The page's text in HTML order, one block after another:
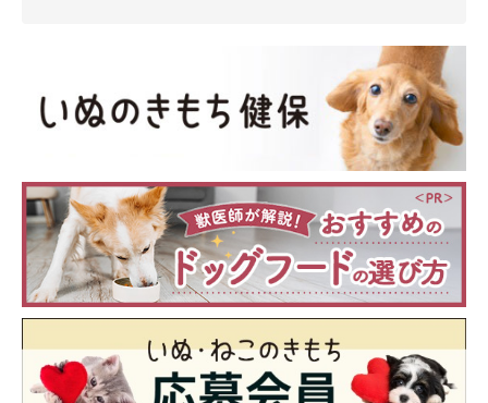
「たぬき顔」が好きな理由とは？